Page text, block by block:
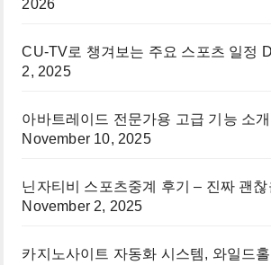
2026
CU-TV로 챙겨보는 주요 스포츠 일정
2, 2025
아바트레이드 전문가용 고급 기능 소개
November 10, 2025
닌자티비 스포츠중계 후기 – 진짜 괜
November 2, 2025
카지노사이트 자동화 시스템, 와일드